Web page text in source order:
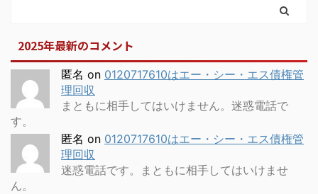
2025年最新のコメント
匿名 on 0120717610はエー・シー・エス債権管
理回収
まともに相手してはいけません。迷惑電話で
す。
匿名 on 0120717610はエー・シー・エス債権管
理回収
迷惑電話です。まともに相手してはいけませ
ん。